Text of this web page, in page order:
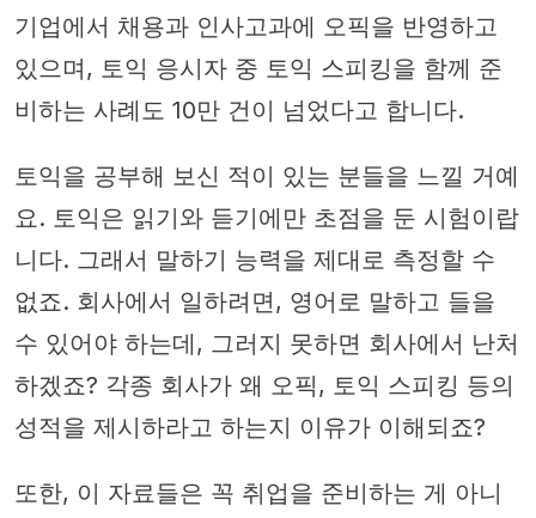
기업에서 채용과 인사고과에 오픽을 반영하고
있으며, 토익 응시자 중 토익 스피킹을 함께 준
비하는 사례도 10만 건이 넘었다고 합니다.
토익을 공부해 보신 적이 있는 분들을 느낄 거예
요. 토익은 읽기와 듣기에만 초점을 둔 시험이랍
니다. 그래서 말하기 능력을 제대로 측정할 수
없죠. 회사에서 일하려면, 영어로 말하고 들을
수 있어야 하는데, 그러지 못하면 회사에서 난처
하겠죠? 각종 회사가 왜 오픽, 토익 스피킹 등의
성적을 제시하라고 하는지 이유가 이해되죠?
또한, 이 자료들은 꼭 취업을 준비하는 게 아니